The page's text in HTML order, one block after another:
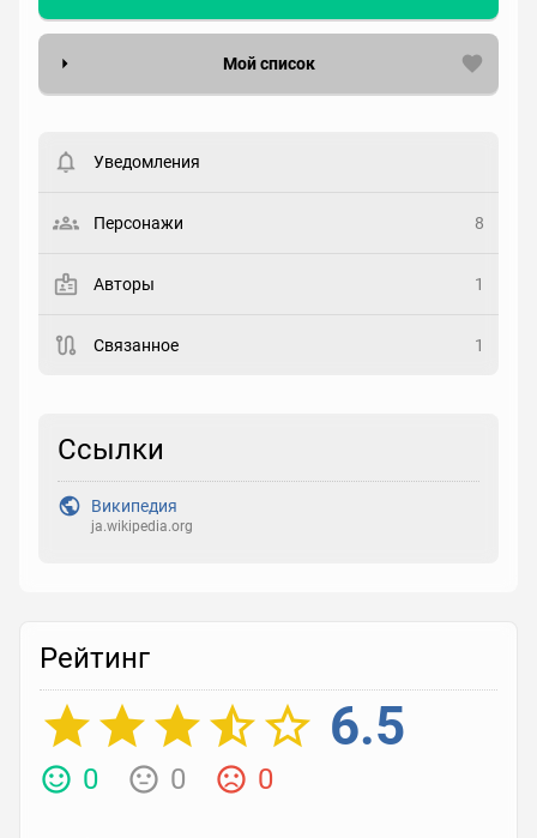
Мой список
Статус
Рейтинг
Выберите реакцию
Уведомления
Персонажи 8
Авторы 1
Связанное 1
Ссылки
Википедия
ja.wikipedia.org
Рейтинг
6.5
0 0 0